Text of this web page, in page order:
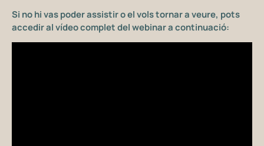
Si no hi vas poder assistir o el vols tornar a veure, pots
accedir al vídeo complet del webinar a continuació: